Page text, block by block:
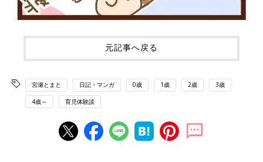
元記事へ戻る
宮瀬とまと 日記・マンガ 0歳 1歳 2歳 3歳
4歳～ 育児体験談